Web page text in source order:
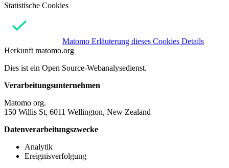
Statistische Cookies
Matomo Erläuterung dieses Cookies Details
Herkunft matomo.org
Dies ist ein Open Source-Webanalysedienst.
Verarbeitungsunternehmen
Matomo org.
150 Willis St, 6011 Wellington, New Zealand
Datenverarbeitungszwecke
Analytik
Ereignisverfolgung